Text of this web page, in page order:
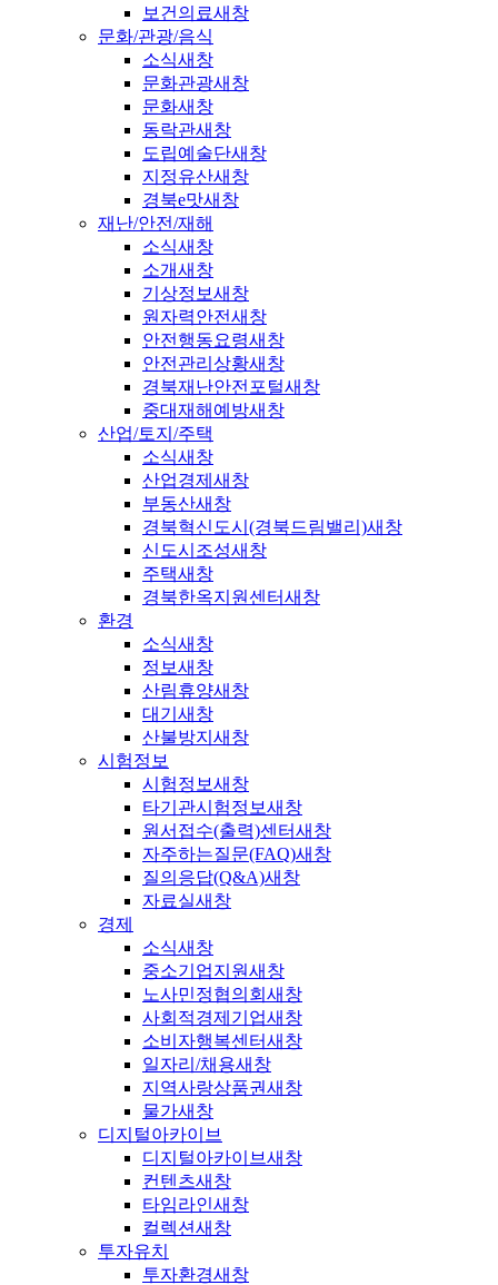
보건의료새창
문화/관광/음식
소식새창
문화관광새창
문화새창
동락관새창
도립예술단새창
지정유산새창
경북e맛새창
재난/안전/재해
소식새창
소개새창
기상정보새창
원자력안전새창
안전행동요령새창
안전관리상황새창
경북재난안전포털새창
중대재해예방새창
산업/토지/주택
소식새창
산업경제 새창
부동산새창
경북혁신도시(경북드림밸리)새창
신도시조성새창
주택새창
경북한옥지원센터새창
환경
소식새창
정보새창
산림휴양새창
대기 새창
산불방지 새창
시험정보
시험정보새창
타기관시험정보새창
원서접수(출력)센터새창
자주하는질문(FAQ)새창
질의응답(Q&A)새창
자료실새창
경제
소식새창
중소기업지원새창
노사민정협의회 새창
사회적경제기업새창
소비자행복센터새창
일자리/채용새창
지역사랑상품권새창
물가새창
디지털아카이브
디지털아카이브새창
컨텐츠새창
타임라인새창
컬렉션새창
투자유치
투자환경새창